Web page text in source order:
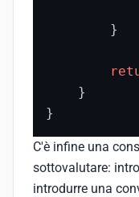
        }
    }
}
C'è infine una
sottovalutare:
introdurre una